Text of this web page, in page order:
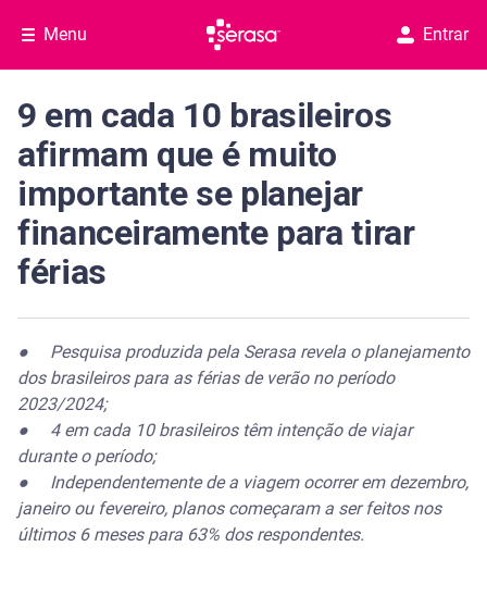
Menu Entrar
9 em cada 10 brasileiros
afirmam que é muito
importante se planejar
financeiramente para tirar
férias
● Pesquisa produzida pela Serasa revela o planejamento
dos brasileiros para as férias de verão no período
2023/2024;
● 4 em cada 10 brasileiros têm intenção de viajar
durante o período;
● Independentemente de a viagem ocorrer em dezembro,
janeiro ou fevereiro, planos começaram a ser feitos nos
últimos 6 meses para 63% dos respondentes.